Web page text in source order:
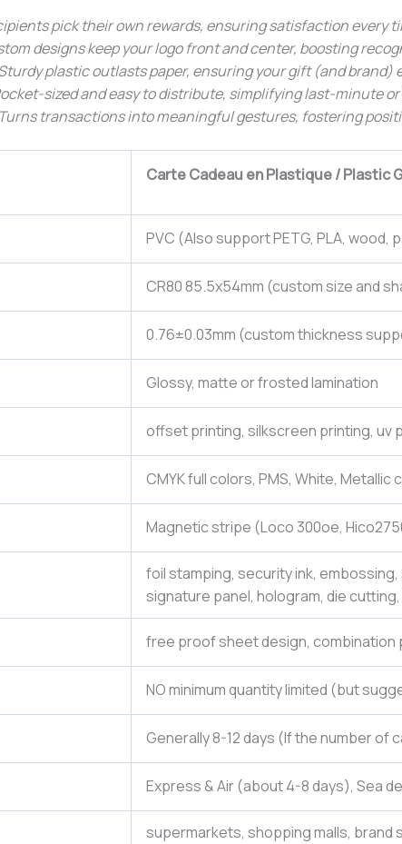
pick their own rewards, ensuring satisfaction every
designs keep your logo front and center, boosting
plastic outlasts paper, ensuring your gift (and brand)
sized and easy to distribute, simplifying last-minute
transactions into meaningful gestures, fostering
Carte Cadeau en Plastique / Plastic
PVC (Also support PETG, PLA, wood,
CR80 85.5x54mm (custom size and
0.76±0.03mm (custom thickness
Glossy, matte or frosted lamination
offset printing, silkscreen printing, uv
CMYK full colors, PMS, White, Metallic
Magnetic stripe (Loco 300oe,
foil stamping, security ink,
signature panel, hologram, die
free proof sheet design, combination
NO minimum quantity limited (but
Generally 8-12 days (If the number of
Express & Air (about 4-8 days), Sea
supermarkets, shopping malls,